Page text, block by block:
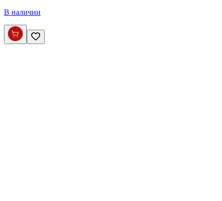
В наличии